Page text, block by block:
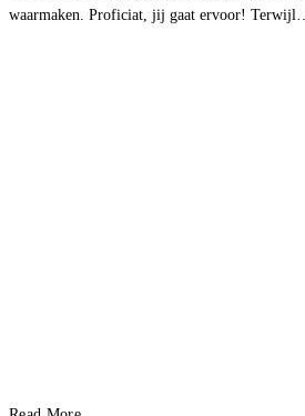
waarmaken. Proficiat, jij gaat ervoor! Terwijl…